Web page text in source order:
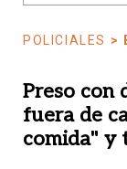
POLICIALES >
Preso con
fuera de
comida" y